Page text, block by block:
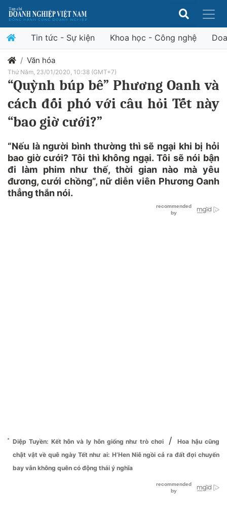
Tin tức - Sự kiện Khoa học - Công nghệ
Văn hóa
Thứ Năm, 23/01/2020, 10:38 (GMT+7)
“Quỳnh búp bê” Phương Oanh và
cách đối phó với câu hỏi Tết này
“bao giờ cưới?”
“Nếu là người bình thường thì sẽ ngại khi bị hỏi
bao giờ cưới? Tôi thì không ngại. Tôi sẽ nói bận
đi làm phim như thế, thời gian nào mà yêu
đương, cưới chồng”, nữ diễn viên Phương Oanh
thẳng thắn nói.
Diệp Tuyền: Kết hôn và ly hôn giống như trò chơi /
Hoa hậu cũng
chật vật về quê ngày Tết như ai: H’Hen Niê ngồi cả ra đất đợi chuyến
bay vẫn không quên có động thái ý nghĩa